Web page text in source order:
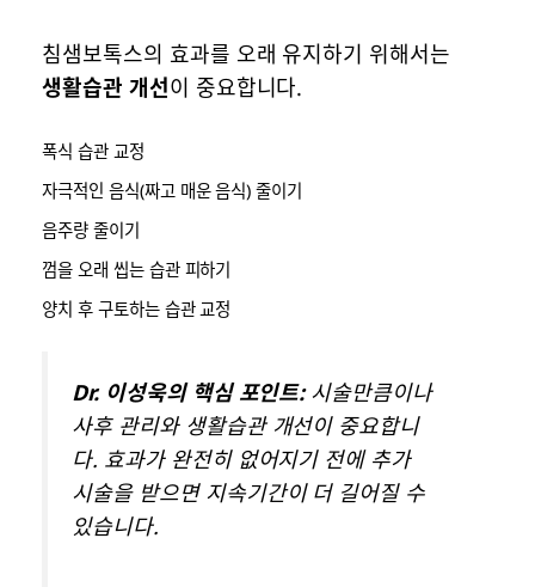
침샘보톡스의 효과를 오래 유지하기 위해서는
생활습관 개선이 중요합니다.
폭식 습관 교정
자극적인 음식(짜고 매운 음식) 줄이기
음주량 줄이기
껌을 오래 씹는 습관 피하기
양치 후 구토하는 습관 교정
Dr. 이성욱의 핵심 포인트:시술만큼이나
사후 관리와 생활습관 개선이 중요합니
다. 효과가 완전히 없어지기 전에 추가
시술을 받으면 지속기간이 더 길어질 수
있습니다.